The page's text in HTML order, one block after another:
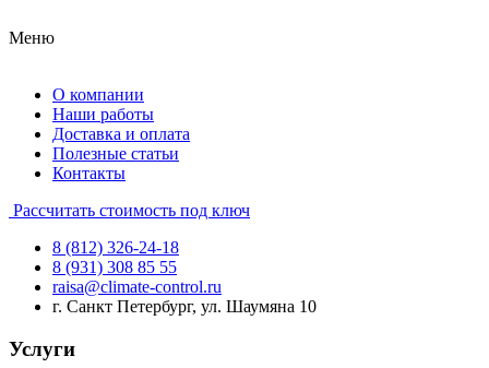
Меню
О компании
Наши работы
Доставка и оплата
Полезные статьи
Контакты
Рассчитать стоимость под ключ
8 (812) 326-24-18
8 (931) 308 85 55
raisa@climate-control.ru
г. Санкт Петербург, ул. Шаумяна 10
Услуги